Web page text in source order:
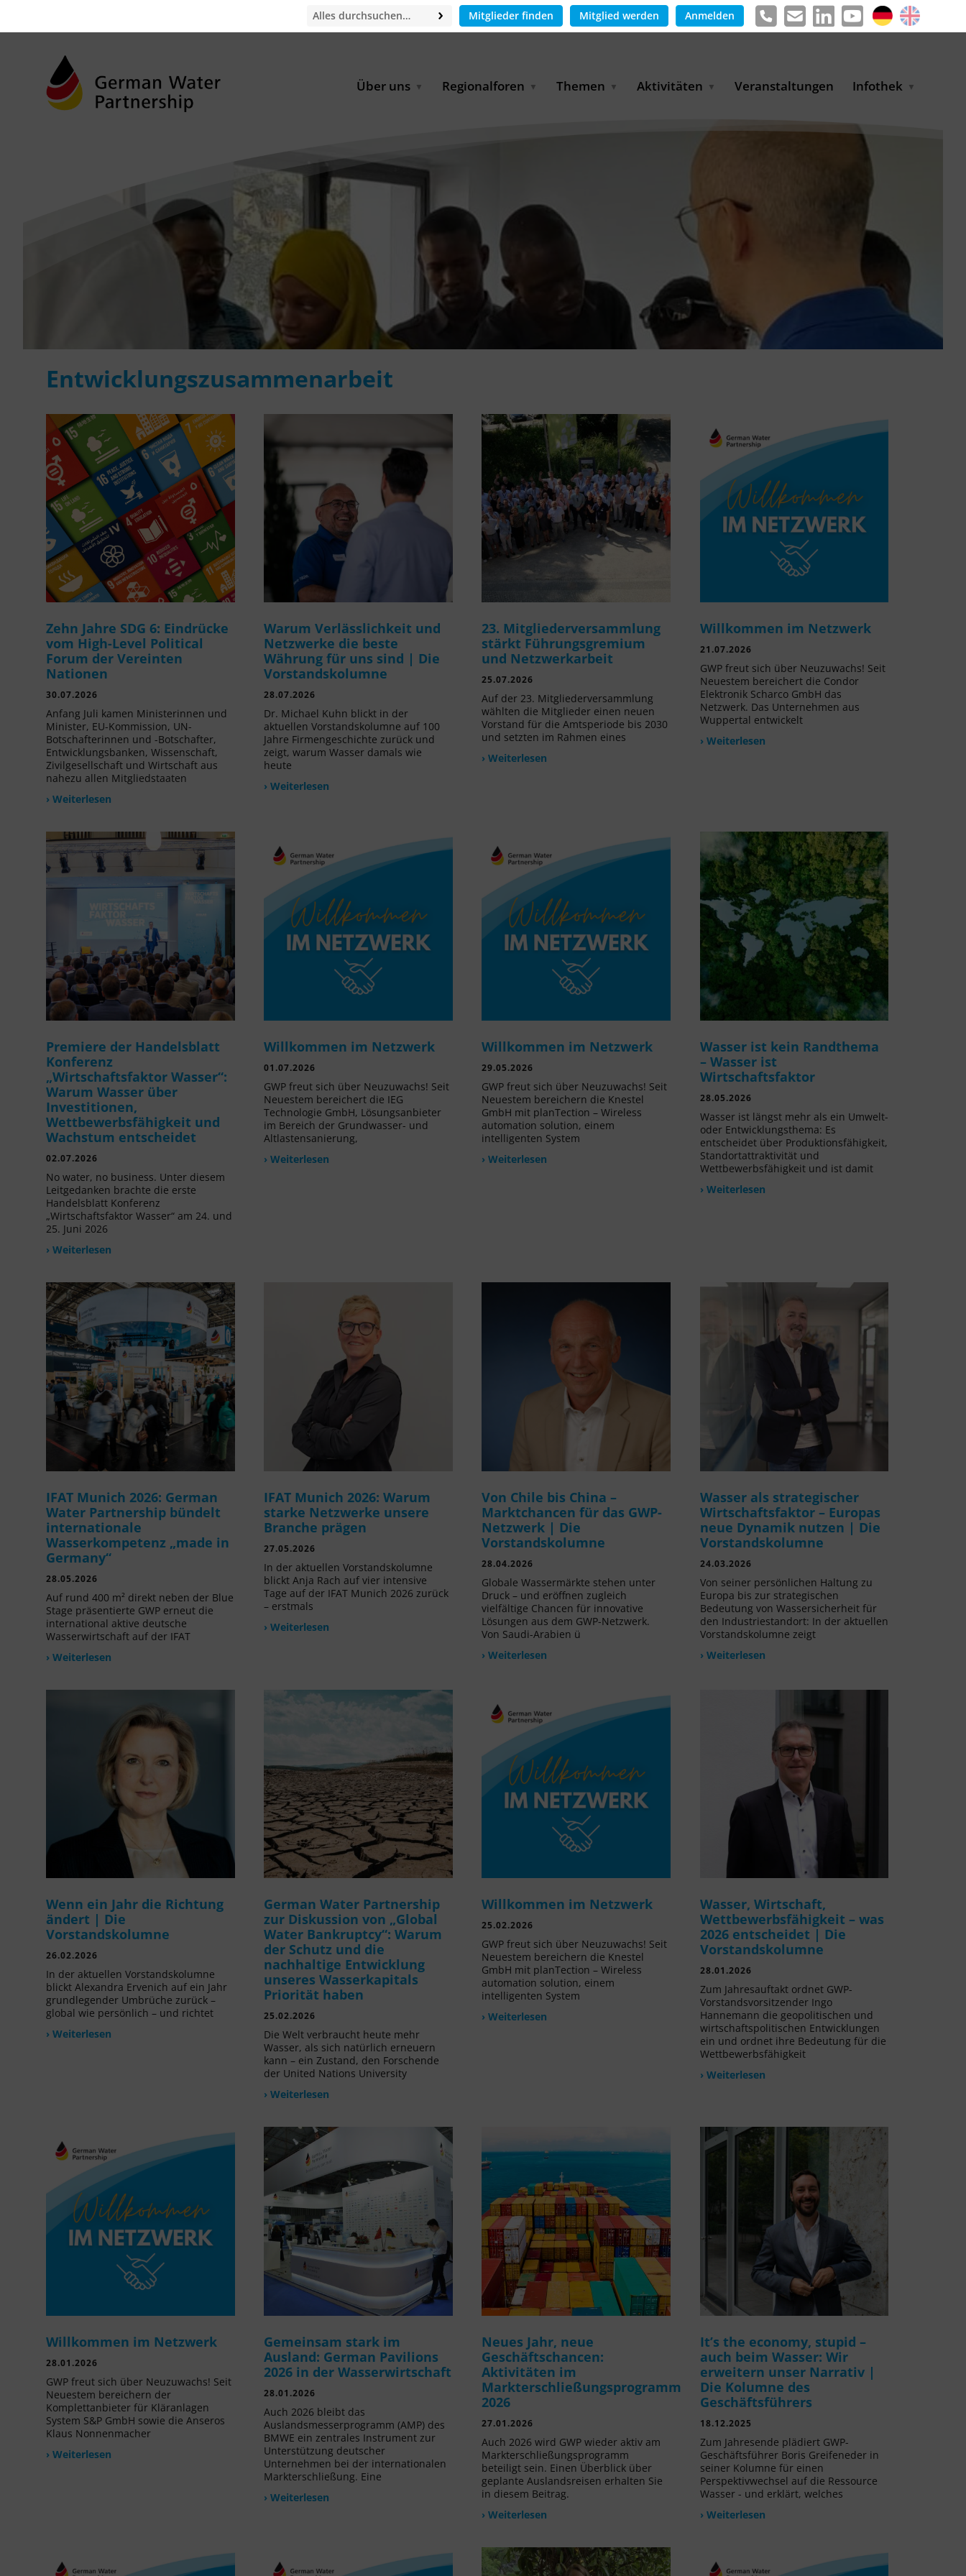
Mitglieder finden Mitglied werden Anmelden
Über uns
Geschäftsstelle
Partner & Kooperationen
Virtual Index of Members
Kontakt
Regionalforen
Middle East
Nordafrika
Süd- & Südostasien
Themen
Wasser und Energie
Digital Water
Wasserstoff
Aktivitäten
Betreiberpartnerschaften
Partnerschaftsprojekte
BLUE PLANET Berlin Water
Dialogues
BMUKN-Exportinitiative
Umweltschutz
Veranstaltungen Infothek
Informationen
Pressemitteilungen
Entwicklungszusammenarbeit
Zehn Jahre SDG 6: Eindrücke
vom High-Level Political
Forum der Vereinten
Nationen
30.07.2026
Anfang Juli kamen Ministerinnen und
Minister, EU-Kommission, UN-
Botschafterinnen und -Botschafter,
Entwicklungsbanken, Wissenschaft,
Zivilgesellschaft und Wirtschaft aus
nahezu allen Mitgliedstaaten
› Weiterlesen
Warum Verlässlichkeit und
Netzwerke die beste
Währung für uns sind | Die
Vorstandskolumne
28.07.2026
Dr. Michael Kuhn blickt in der
aktuellen Vorstandskolumne auf 100
Jahre Firmengeschichte zurück und
zeigt, warum Wasser damals wie
heute
› Weiterlesen
23. Mitgliederversammlung
stärkt Führungsgremium
und Netzwerkarbeit
25.07.2026
Auf der 23. Mitgliederversammlung
wählten die Mitglieder einen neuen
Vorstand für die Amtsperiode bis 2030
und setzten im Rahmen eines
› Weiterlesen
Willkommen im Netzwerk
21.07.2026
GWP freut sich über Neuzuwachs! Seit
Neuestem bereichert die Condor
Elektronik Scharco GmbH das
Netzwerk. Das Unternehmen aus
Wuppertal entwickelt
› Weiterlesen
Premiere der Handelsblatt
Konferenz
„Wirtschaftsfaktor Wasser“:
Warum Wasser über
Investitionen,
Wettbewerbsfähigkeit und
Wachstum entscheidet
02.07.2026
No water, no business. Unter diesem
Leitgedanken brachte die erste
Handelsblatt Konferenz
„Wirtschaftsfaktor Wasser“ am 24. und
25. Juni 2026
› Weiterlesen
Willkommen im Netzwerk
01.07.2026
GWP freut sich über Neuzuwachs! Seit
Neuestem bereichert die IEG
Technologie GmbH, Lösungsanbieter
im Bereich der Grundwasser- und
Altlastensanierung,
› Weiterlesen
Willkommen im Netzwerk
29.05.2026
GWP freut sich über Neuzuwachs! Seit
Neuestem bereichern die Knestel
GmbH mit planTection – Wireless
automation solution, einem
intelligenten System
› Weiterlesen
Wasser ist kein Randthema
– Wasser ist
Wirtschaftsfaktor
28.05.2026
Wasser ist längst mehr als ein Umwelt-
oder Entwicklungsthema: Es
entscheidet über Produktionsfähigkeit,
Standortattraktivität und
Wettbewerbsfähigkeit und ist damit
› Weiterlesen
IFAT Munich 2026: German
Water Partnership bündelt
internationale
Wasserkompetenz „made in
Germany“
28.05.2026
Auf rund 400 m² direkt neben der Blue
Stage präsentierte GWP erneut die
international aktive deutsche
Wasserwirtschaft auf der IFAT
› Weiterlesen
IFAT Munich 2026: Warum
starke Netzwerke unsere
Branche prägen
27.05.2026
In der aktuellen Vorstandskolumne
blickt Anja Rach auf vier intensive
Tage auf der IFAT Munich 2026 zurück
– erstmals
› Weiterlesen
Von Chile bis China –
Marktchancen für das GWP-
Netzwerk | Die
Vorstandskolumne
28.04.2026
Globale Wassermärkte stehen unter
Druck – und eröffnen zugleich
vielfältige Chancen für innovative
Lösungen aus dem GWP-Netzwerk.
Von Saudi-Arabien ü
› Weiterlesen
Wasser als strategischer
Wirtschaftsfaktor – Europas
neue Dynamik nutzen | Die
Vorstandskolumne
24.03.2026
Von seiner persönlichen Haltung zu
Europa bis zur strategischen
Bedeutung von Wassersicherheit für
den Industriestandort: In der aktuellen
Vorstandskolumne zeigt
› Weiterlesen
Wenn ein Jahr die Richtung
ändert | Die
Vorstandskolumne
26.02.2026
In der aktuellen Vorstandskolumne
blickt Alexandra Ervenich auf ein Jahr
grundlegender Umbrüche zurück –
global wie persönlich – und richtet
› Weiterlesen
German Water Partnership
zur Diskussion von „Global
Water Bankruptcy“: Warum
der Schutz und die
nachhaltige Entwicklung
unseres Wasserkapitals
Priorität haben
25.02.2026
Die Welt verbraucht heute mehr
Wasser, als sich natürlich erneuern
kann – ein Zustand, den Forschende
der United Nations University
› Weiterlesen
Willkommen im Netzwerk
25.02.2026
GWP freut sich über Neuzuwachs! Seit
Neuestem bereichern die Knestel
GmbH mit planTection – Wireless
automation solution, einem
intelligenten System
› Weiterlesen
Wasser, Wirtschaft,
Wettbewerbsfähigkeit – was
2026 entscheidet | Die
Vorstandskolumne
28.01.2026
Zum Jahresauftakt ordnet GWP-
Vorstandsvorsitzender Ingo
Hannemann die geopolitischen und
wirtschaftspolitischen Entwicklungen
ein und ordnet ihre Bedeutung für die
Wettbewerbsfähigkeit
› Weiterlesen
Willkommen im Netzwerk
28.01.2026
GWP freut sich über Neuzuwachs! Seit
Neuestem bereichern der
Komplettanbieter für Kläranlagen
System S&P GmbH sowie die Anseros
Klaus Nonnenmacher
› Weiterlesen
Gemeinsam stark im
Ausland: German Pavilions
2026 in der Wasserwirtschaft
28.01.2026
Auch 2026 bleibt das
Auslandsmesserprogramm (AMP) des
BMWE ein zentrales Instrument zur
Unterstützung deutscher
Unternehmen bei der internationalen
Markterschließung. Eine
› Weiterlesen
Neues Jahr, neue
Geschäftschancen:
Aktivitäten im
Markterschließungsprogramm
2026
27.01.2026
Auch 2026 wird GWP wieder aktiv am
Markterschließungsprogramm
beteiligt sein. Einen Überblick über
geplante Auslandsreisen erhalten Sie
in diesem Beitrag.
› Weiterlesen
It’s the economy, stupid –
auch beim Wasser: Wir
erweitern unser Narrativ |
Die Kolumne des
Geschäftsführers
18.12.2025
Zum Jahresende plädiert GWP-
Geschäftsführer Boris Greifeneder in
seiner Kolumne für einen
Perspektivwechsel auf die Ressource
Wasser - und erklärt, welches
› Weiterlesen